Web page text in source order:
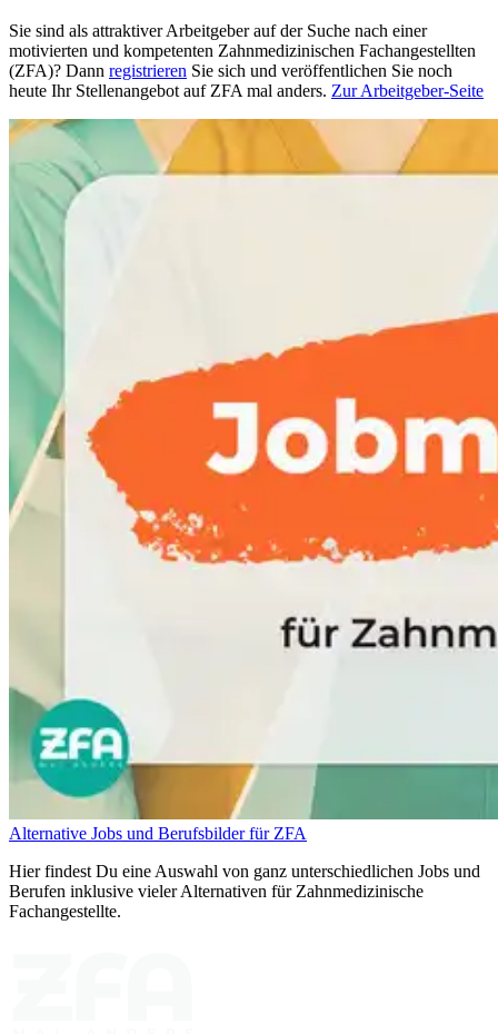
Sie sind als attraktiver Arbeitgeber auf der Suche nach einer
motivierten und kompetenten Zahnmedizinischen Fachangestellten
(ZFA)? Dann registrieren Sie sich und veröffentlichen Sie noch
heute Ihr Stellenangebot auf ZFA mal anders. Zur Arbeitgeber-Seite
Alternative Jobs und Berufsbilder für ZFA
Hier findest Du eine Auswahl von ganz unterschiedlichen Jobs und
Berufen inklusive vieler Alternativen für Zahnmedizinische
Fachangestellte.